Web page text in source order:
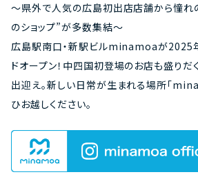
～県外で人気の広島初出店店舗から憧れ
のショップ”が多数集結～
広島駅南口・新駅ビルminamoaが2025
ドオープン！中四国初登場のお店も盛りだ
出迎え。新しい日常が生まれる場所「
ひお越しください。